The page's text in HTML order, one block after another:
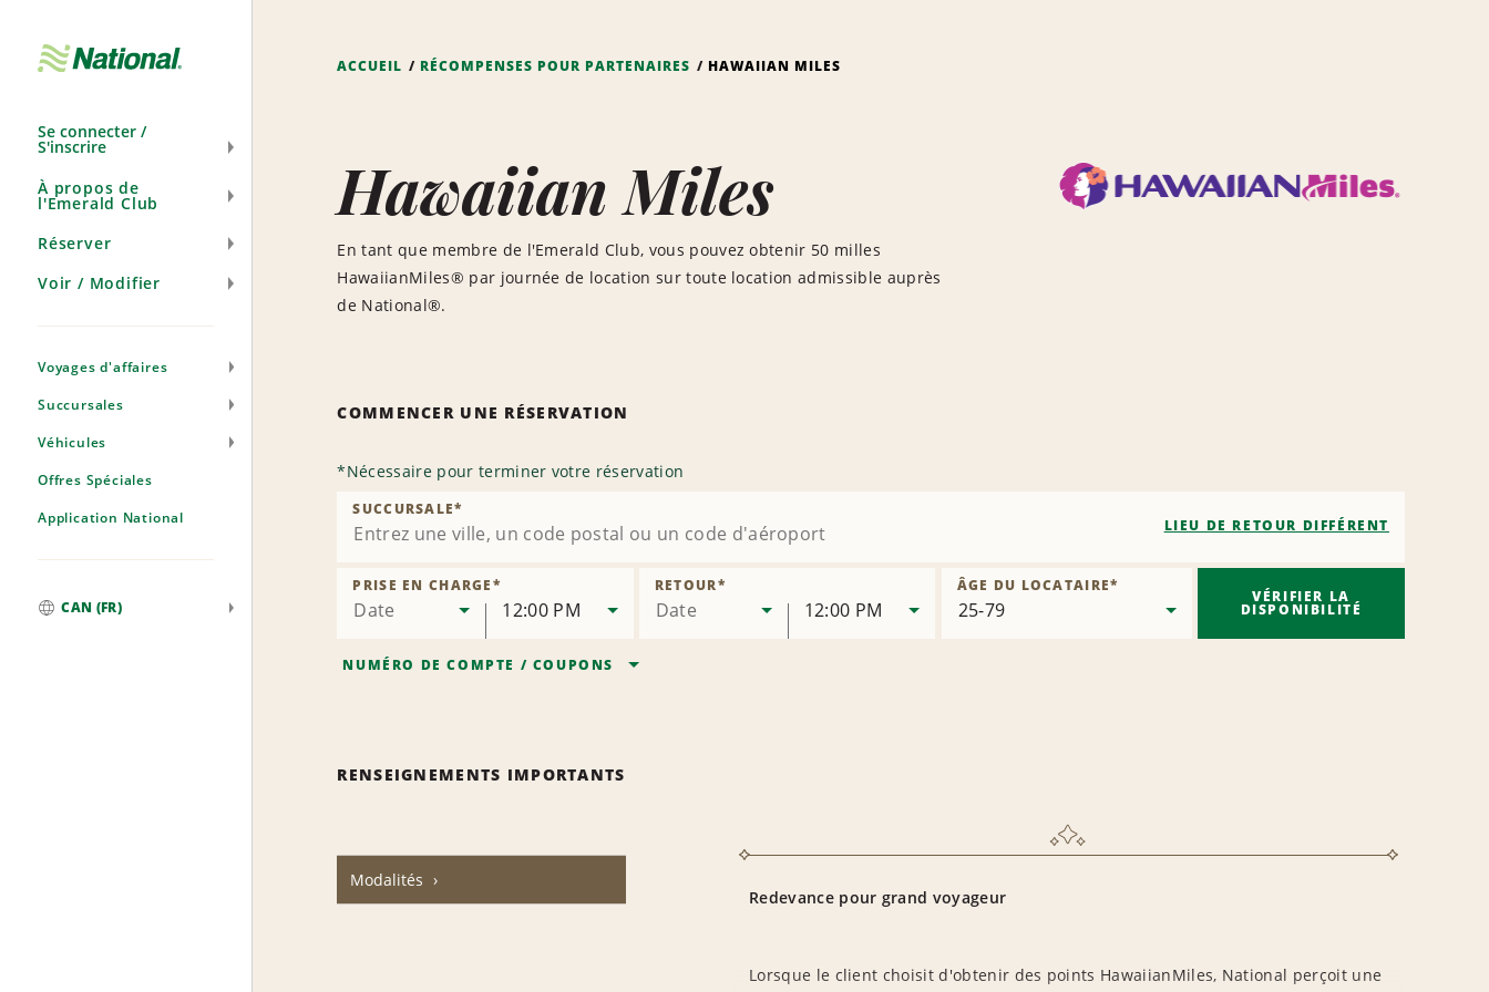
navigation
Se connecter /
S'inscrire
À propos de
l'Emerald Club
Réserver
Voir / Modifier
Voyages d'affaires
Succursales
Véhicules
Offres Spéciales
Application National
CAN (FR)
ACCUEIL RÉCOMPENSES POUR PARTENAIRES HAWAIIAN MILES
Hawaiian Miles
En tant que membre de l'Emerald Club, vous pouvez obtenir 50 milles
HawaiianMiles® par journée de location sur toute location admissible auprès
de National®.
COMMENCER UNE RÉSERVATION
*Nécessaire pour terminer votre réservation
SUCCURSALE*
LIEU DE RETOUR DIFFÉRENT
Date
PRISE EN CHARGE*
12:00 PM Date
RETOUR*
12:00 PM
ÂGE DU LOCATAIRE*
NUMÉRO DE COMPTE / COUPONS
VÉRIFIER LA
DISPONIBILITÉ
RENSEIGNEMENTS IMPORTANTS
Modalités
Redevance pour grand voyageur
Lorsque le client choisit d'obtenir des points HawaiianMiles, National perçoit une